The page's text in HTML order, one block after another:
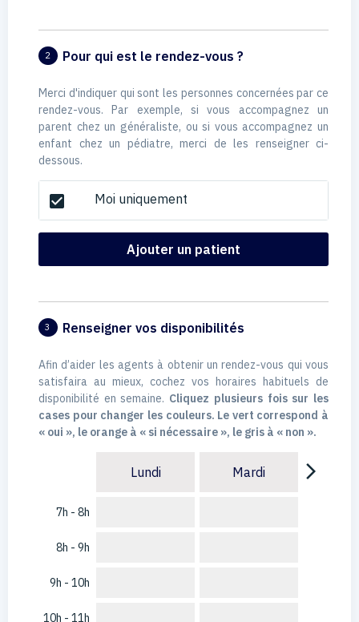
2 Pour qui est le rendez-vous ?
Merci d'indiquer qui sont les personnes concernées par ce
rendez-vous. Par exemple, si vous accompagnez un
parent chez un généraliste, ou si vous accompagnez un
enfant chez un pédiatre, merci de les renseigner ci-
dessous.
check_box Moi uniquement
Ajouter un patient
3 Renseigner vos disponibilités
Afin d’aider les agents à obtenir un rendez-vous qui vous
satisfaira au mieux, cochez vos horaires habituels de
disponibilité en semaine. Cliquez plusieurs fois sur les
cases pour changer les couleurs. Le vert correspond à
« oui », le orange à « si nécessaire », le gris à « non ».
7h - 8h
8h - 9h
9h - 10h
10h - 11h
Lundi Mardi arrow_forward_ios